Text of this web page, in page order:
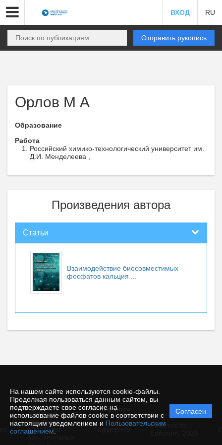
На нашем сайте используются cookie-файлы.
Продолжая пользоваться данным сайтом, вы
подтверждаете свое согласие на
использование файлов cookie в соответствии с
настоящим уведомлением и Пользовательским
соглашением
Согласен
ВХОД RU
Отправить рукопись
Орлов М А
Образование
Работа
Российский химико-технологический университет им.
Д.И. Менделеева ,
Произведения автора
Статьи
Взаимодействие биосовместимых
фосфатов кальция ...
© rusjbpc.ru
Политика
защиты и
обработки
Powered by